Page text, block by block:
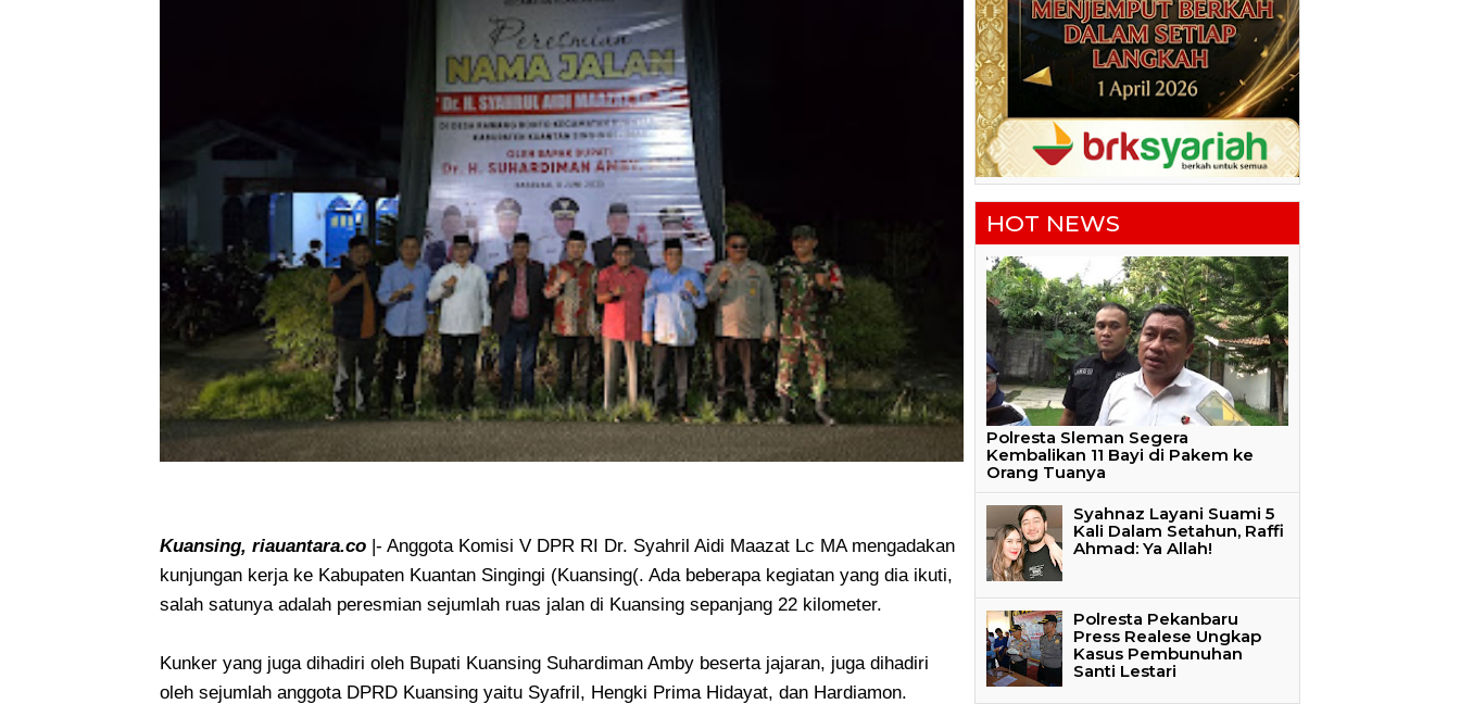
Kuansing, riauantara.co |- Anggota Komisi V DPR RI Dr. Syahril Aidi Maazat Lc MA mengadakan
kunjungan kerja ke Kabupaten Kuantan Singingi (Kuansing(. Ada beberapa kegiatan yang dia ikuti,
salah satunya adalah peresmian sejumlah ruas jalan di Kuansing sepanjang 22 kilometer.
Kunker yang juga dihadiri oleh Bupati Kuansing Suhardiman Amby beserta jajaran, juga dihadiri
oleh sejumlah anggota DPRD Kuansing yaitu Syafril, Hengki Prima Hidayat, dan Hardiamon.
HOT NEWS
Polresta Sleman Segera
Kembalikan 11 Bayi di Pakem ke
Orang Tuanya
Syahnaz Layani Suami 5
Kali Dalam Setahun, Raffi
Ahmad: Ya Allah!
Polresta Pekanbaru
Press Realese Ungkap
Kasus Pembunuhan
Santi Lestari